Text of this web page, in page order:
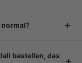
normal?
bestellen, das